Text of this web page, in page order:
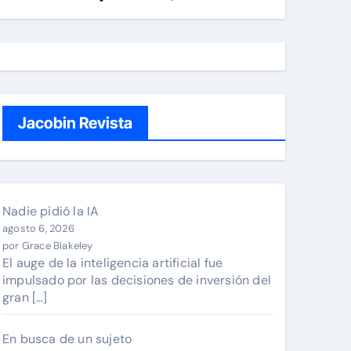
Jacobin Revista
Nadie pidió la IA
agosto 6, 2026
por Grace Blakeley
El auge de la inteligencia artificial fue
impulsado por las decisiones de inversión del
gran […]
En busca de un sujeto